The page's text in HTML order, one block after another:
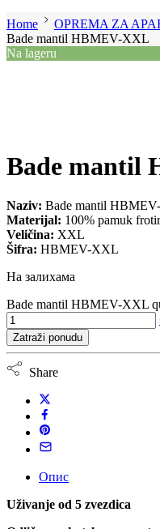
Home OPREMA ZA
Bade mantil HBMEV-XXL
Na lageru
Bade mantil
Naziv: Bade mantil
Materijal: 100% pamuk
Veličina: XXL
Šifra: HBMEV-XXL
На залихама
Bade mantil HBMEV-XXL
Zatraži ponudu
Share
Опис
Uživanje od 5 zvezdica